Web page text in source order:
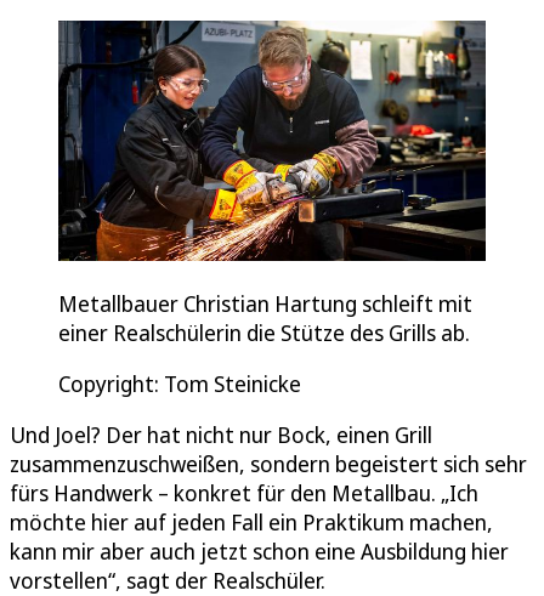
Metallbauer Christian Hartung schleift mit
einer Realschülerin die Stütze des Grills ab.
Copyright: Tom Steinicke
Und Joel? Der hat nicht nur Bock, einen Grill
zusammenzuschweißen, sondern begeistert sich sehr
fürs Handwerk – konkret für den Metallbau. „Ich
möchte hier auf jeden Fall ein Praktikum machen,
kann mir aber auch jetzt schon eine Ausbildung hier
vorstellen“, sagt der Realschüler.